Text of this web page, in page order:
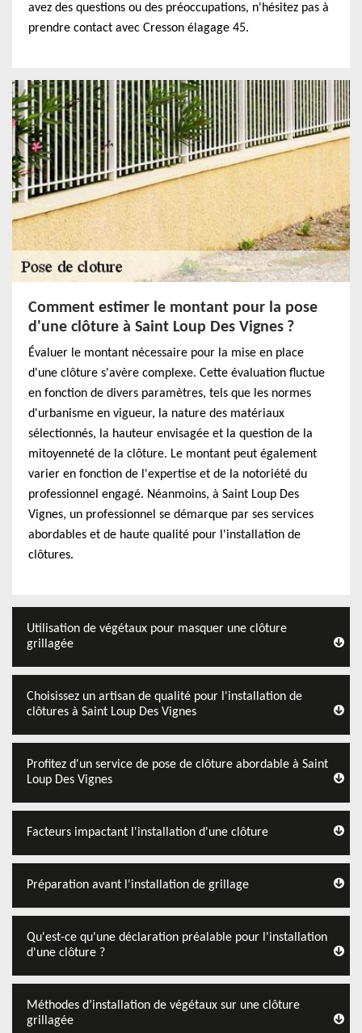
avez des questions ou des préoccupations, n'hésitez pas à
prendre contact avec Cresson élagage 45.
Comment estimer le montant pour la pose
d'une clôture à Saint Loup Des Vignes ?
Évaluer le montant nécessaire pour la mise en place
d'une clôture s'avère complexe. Cette évaluation fluctue
en fonction de divers paramètres, tels que les normes
d'urbanisme en vigueur, la nature des matériaux
sélectionnés, la hauteur envisagée et la question de la
mitoyenneté de la clôture. Le montant peut également
varier en fonction de l'expertise et de la notoriété du
professionnel engagé. Néanmoins, à Saint Loup Des
Vignes, un professionnel se démarque par ses services
abordables et de haute qualité pour l'installation de
clôtures.
Utilisation de végétaux pour masquer une clôture
grillagée
Choisissez un artisan de qualité pour l'installation de
clôtures à Saint Loup Des Vignes
Profitez d'un service de pose de clôture abordable à Saint
Loup Des Vignes
Facteurs impactant l'installation d'une clôture
Préparation avant l'installation de grillage
Qu'est-ce qu'une déclaration préalable pour l'installation
d'une clôture ?
Méthodes d’installation de végétaux sur une clôture
grillagée